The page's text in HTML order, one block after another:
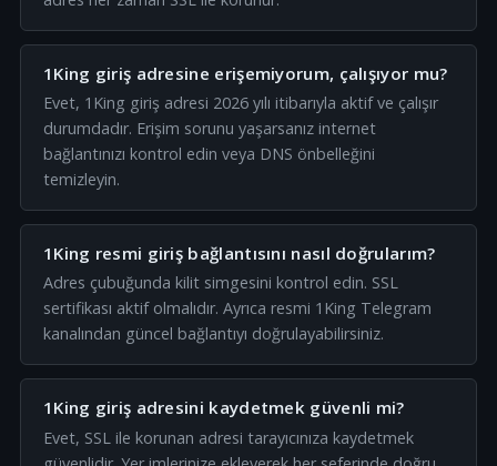
1King giriş adresine erişemiyorum, çalışıyor mu?
Evet, 1King giriş adresi 2026 yılı itibarıyla aktif ve çalışır
durumdadır. Erişim sorunu yaşarsanız internet
bağlantınızı kontrol edin veya DNS önbelleğini
temizleyin.
1King resmi giriş bağlantısını nasıl doğrularım?
Adres çubuğunda kilit simgesini kontrol edin. SSL
sertifikası aktif olmalıdır. Ayrıca resmi 1King Telegram
kanalından güncel bağlantıyı doğrulayabilirsiniz.
1King giriş adresini kaydetmek güvenli mi?
Evet, SSL ile korunan adresi tarayıcınıza kaydetmek